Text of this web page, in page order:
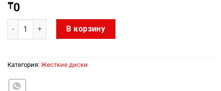
₸0
Количество товара ST1000LV
В корзину
Категория: Жесткие диски